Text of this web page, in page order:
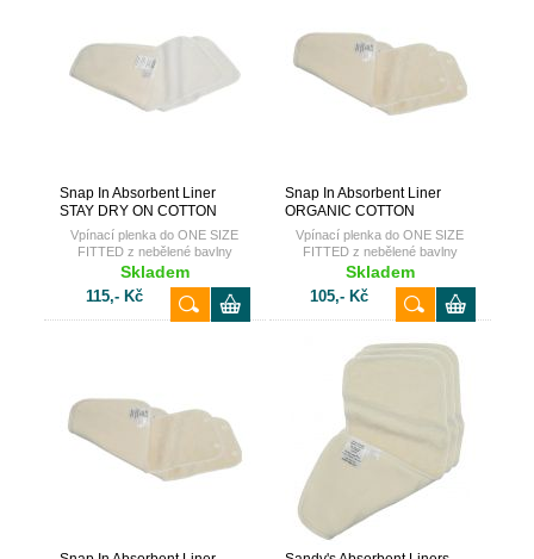
Snap In Absorbent Liner
STAY DRY ON COTTON
Vpínací plenka do ONE SIZE
FITTED z nebělené bavlny
Skladem
115,- Kč
Snap In Absorbent Liner
ORGANIC COTTON
Vpínací plenka do ONE SIZE
FITTED z nebělené bavlny
Skladem
105,- Kč